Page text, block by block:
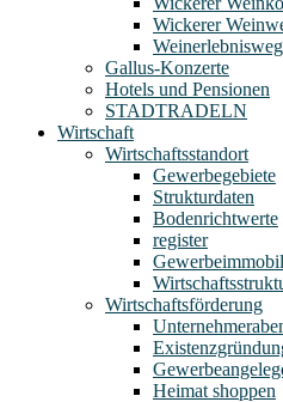
Wickerer
Gallus-Konzerte
Hotels und Pensionen
STADTRADELN
Wirtschaft
Wirtschaftsstandort
Gewerbegebiete
Strukturdaten
Bodenrichtwerte
register
Wirtschaftsförderung
Heimat shoppen